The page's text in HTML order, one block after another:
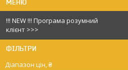
!!! NEW !!! Програма розумний
клієнт >>>
ФІЛЬТРИ
Діапазон цін, ₴